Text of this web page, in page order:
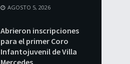
AGOSTO 5, 2026
Abrieron inscripciones
para el primer Coro
Infantojuvenil de Villa